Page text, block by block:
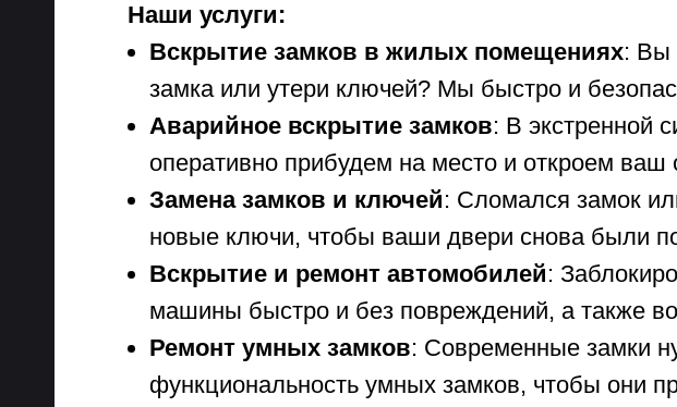
Наши услуги:
Вскрытие замков в жилых помещениях: Вы
замка или утери ключей? Мы быстро и
Аварийное вскрытие замков: В экстренной
оперативно прибудем на место и откроем ваш
Замена замков и ключей: Сломался замок
новые ключи, чтобы ваши двери снова были
Вскрытие и ремонт автомобилей:
машины быстро и без повреждений, а также
Ремонт умных замков: Современные замки
функциональность умных замков, чтобы они